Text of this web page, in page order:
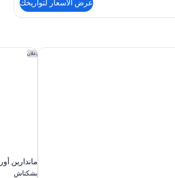
عرض الأسعار لتواريخك
إعلان
ماندارين
بشكتاش
ماندارين